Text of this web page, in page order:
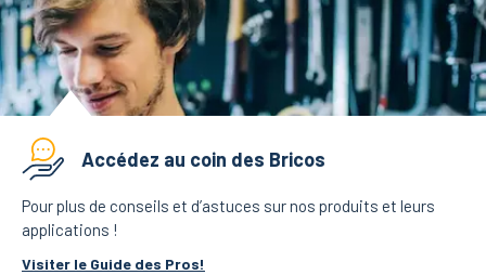
Accédez au coin des Bricos
Pour plus de conseils et d’astuces sur nos produits et leurs
applications !
Visiter le Guide des Pros!